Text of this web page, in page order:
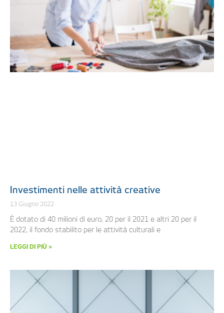
Investimenti nelle attività creative
13 Giugno 2022
È dotato di 40 milioni di euro, 20 per il 2021 e altri 20 per il
2022, il fondo stabilito per le attività culturali e
LEGGI DI PIÙ »